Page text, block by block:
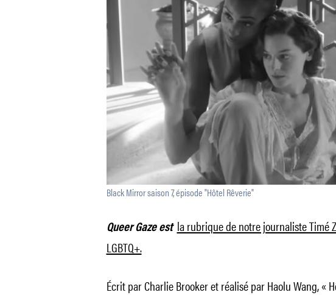
Black Mirror saison 7, épisode "Hôtel Rêverie"
Queer Gaze est la rubrique de notre journaliste Timé
LGBTQ+.
Écrit par Charlie Brooker et réalisé par Haolu Wang, «